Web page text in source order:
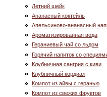
Летний шейк
Ананасный коктейль
Апельсиново-ананасный
Ароматизированная вода
Гераниевый чай со льдом
Горячий напиток со
Клубничная сангрия с киви
Клубничный кордиал
Компот из айвы с геранью
Компот из свежих фруктов